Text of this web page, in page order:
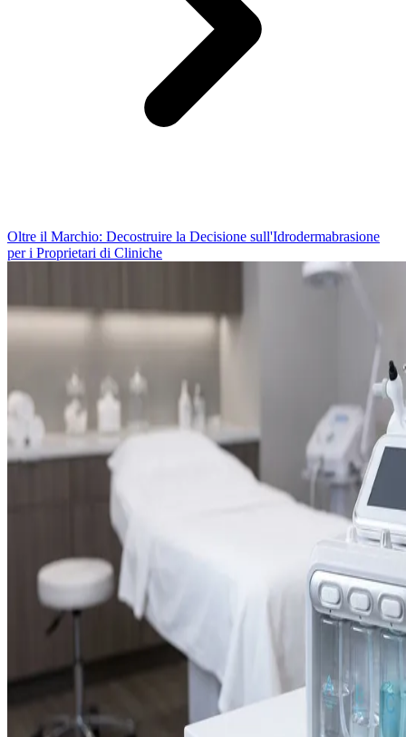
Oltre il Marchio: Decostruire la Decisione sull'Idrodermabrasione
per i Proprietari di Cliniche